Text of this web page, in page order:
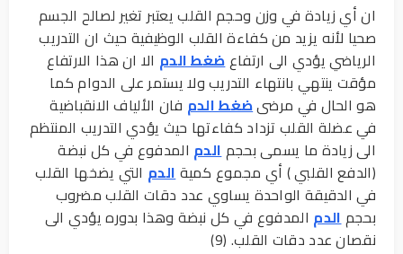
ان أي زيادة في وزن وحجم القلب يعتبر تغير لصالح الجسم
صحيا لأنه يزيد من كفاءة القلب الوظيفية حيث ان التدريب
الرياضي يؤدي الى ارتفاعضغط الدم الا ان هذا الارتفاع
مؤقت ينتهي بانتهاء التدريب ولا يستمر على الدوام كما
هو الحال في مرضىضغط الدم فان الألياف الانقباضية
في عضلة القلب تزداد كفاءتها حيث يؤدي التدريب المنتظم
الى زيادة ما يسمى بحجمالدم المدفوع في كل نبضة
(الدفع القلبي ) أي مجموع كميةالدم التي يضخها القلب
في الدقيقة الواحدة يساوي عدد دقات القلب مضروب
بحجمالدم المدفوع في كل نبضة وهذا بدوره يؤدي الى
نقصان عدد دقات القلب. (9)